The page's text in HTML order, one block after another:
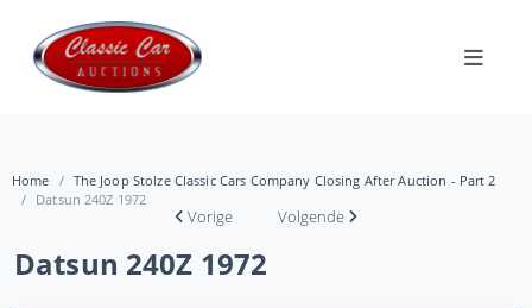
Home
The Joop Stolze Classic Cars Company Closing After Auction - Part 2
Datsun 240Z 1972
Vorige Volgende
Datsun 240Z 1972